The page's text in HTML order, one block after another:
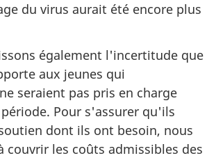
du virus aurait été encore plus
également l'incertitude que
aux jeunes qui
seraient pas pris en charge
Pour s'assurer qu'ils
dont ils ont besoin, nous
couvrir les coûts admissibles des